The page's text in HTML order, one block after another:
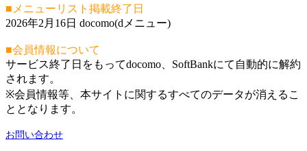
■メニューリスト掲載終了日
2026年2月16日 docomo(dメニュー)
■会員情報について
サービス終了日をもってdocomo、SoftBankにて自動的に解約
されます。
※会員情報等、本サイトに関するすべてのデータが消えるこ
ととなります。
お問い合わせ